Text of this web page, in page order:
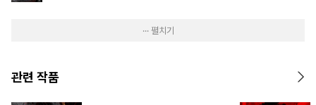
··· 펼치기
관련 작품